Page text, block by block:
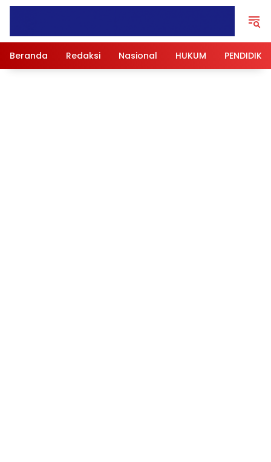
Langsung
Beranda Redaksi Nasional HUKUM